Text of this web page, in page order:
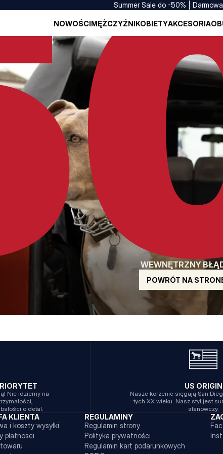
Summer Sale do -50% |
NOWOŚCIMĘŻCZYŹNIKOBIETYAKCESORIA
WEWNĘTRZNY
POWRÓT NA
Nie idziemy na
o detal.
US ORIGIN
Nasze korzenie sięgają San
tych XX wieku. Nasz styl jest
stanowczy.
KLIENTA
i koszty wysyłki
płatnosci
REGULAMINY
Regulamin strony
Polityka prywatności
Regulamin kart podarunkowych